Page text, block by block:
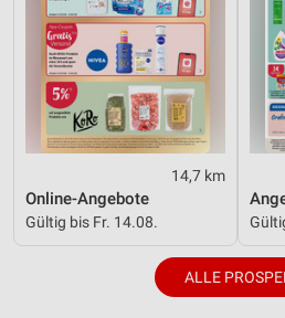
14,7 km
Online-Angebote
Gültig bis Fr. 14.08.
ALLE